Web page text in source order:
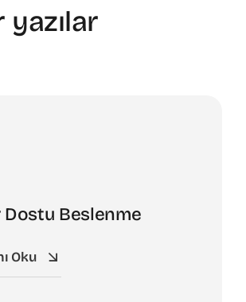
yazılar
Dostu Beslenme
Oku